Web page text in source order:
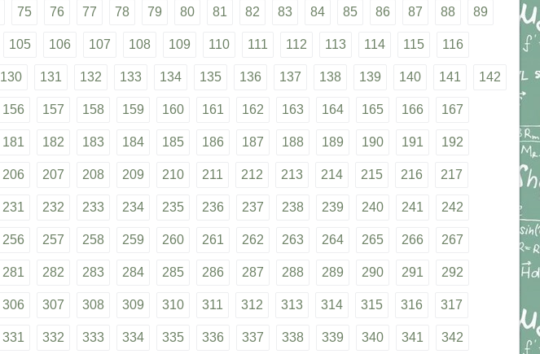
75 76 77 78 79 80 81 82 83 84 85 86 87 88 89
105 106 107 108 109 110 111 112 113 114 115 116
130 131 132 133 134 135 136 137 138 139 140 141 142
156 157 158 159 160 161 162 163 164 165 166 167
181 182 183 184 185 186 187 188 189 190 191 192
206 207 208 209 210 211 212 213 214 215 216 217
231 232 233 234 235 236 237 238 239 240 241 242
256 257 258 259 260 261 262 263 264 265 266 267
281 282 283 284 285 286 287 288 289 290 291 292
306 307 308 309 310 311 312 313 314 315 316 317
331 332 333 334 335 336 337 338 339 340 341 342